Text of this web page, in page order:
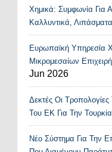
Χημικά: Συμφωνία Για
Καλλυντικά,
Ευρωπαϊκή Υπηρεσία
Μικρομεσαίων
Jun 2026
Δεκτές Οι
Του ΕΚ Για Την Τουρκία
Νέο Σύστημα Για Την